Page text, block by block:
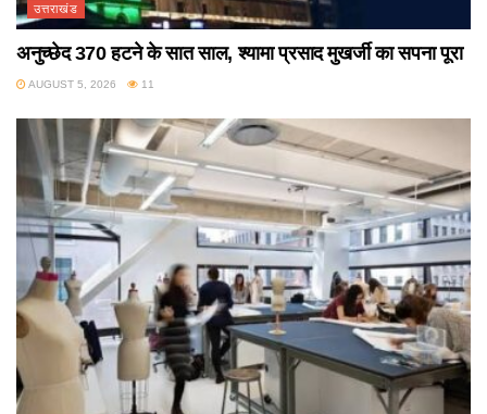
उत्तराखंड
अनुच्छेद 370 हटने के सात साल, श्यामा प्रसाद मुखर्जी का सपना पूरा
AUGUST 5, 2026 11